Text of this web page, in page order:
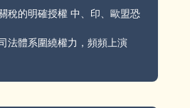
稅的明確授權 中、印、歐盟恐
法體系圍繞權力，頻頻上演